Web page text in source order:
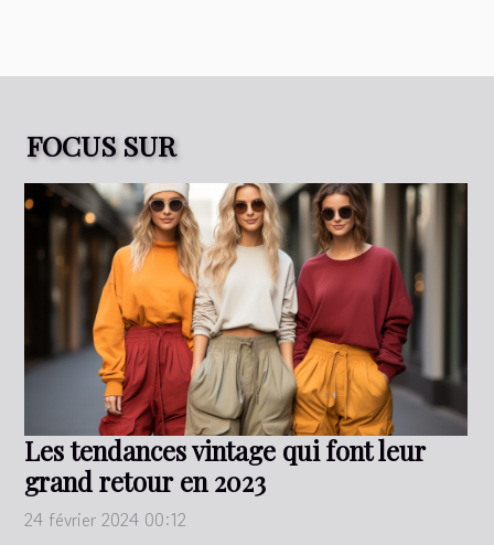
FOCUS SUR
Les tendances vintage qui font leur
grand retour en 2023
24 février 2024 00:12